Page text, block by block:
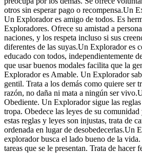
otros sin esperar pago o recompensa.Un
Un Explorador es amigo de todos. Es
Exploradores. Ofrece su amistad a
naciones, y los respeta incluso si sus
diferentes de las suyas.Un Explorador es
educado con todos, independientemente
que usar buenos modales facilita que la
Explorador es Amable. Un Explorador
gentil. Trata a los demás como quiere ser
razón, no daña ni mata a ningún ser
Obediente. Un Explorador sigue las
tropa. Obedece las leyes de su
estas reglas y leyes son injustas, trata de
ordenada en lugar de desobedecerlas.Un
explorador busca el lado bueno de la
tareas que se le presentan. Trata de hacer